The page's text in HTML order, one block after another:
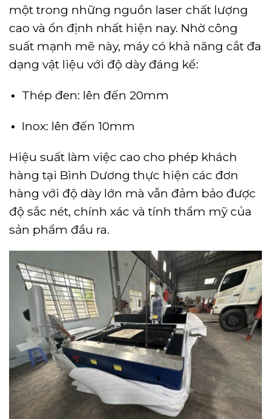
một trong những nguồn laser chất lượng
cao và ổn định nhất hiện nay. Nhờ công
suất mạnh mẽ này, máy có khả năng cắt đa
dạng vật liệu với độ dày đáng kể:
Thép đen: lên đến 20mm
Inox: lên đến 10mm
Hiệu suất làm việc cao cho phép khách
hàng tại Bình Dương thực hiện các đơn
hàng với độ dày lớn mà vẫn đảm bảo được
độ sắc nét, chính xác và tính thẩm mỹ của
sản phẩm đầu ra.